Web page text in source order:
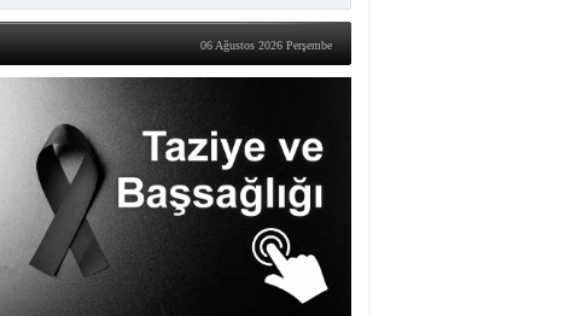
gününde sürüyor
06 Ağustos 2026 Perşembe